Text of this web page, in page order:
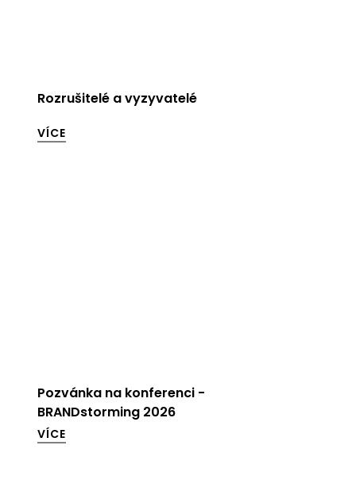
Rozrušitelé a vyzyvatelé
VÍCE
Pozvánka na konferenci -
BRANDstorming 2026
VÍCE